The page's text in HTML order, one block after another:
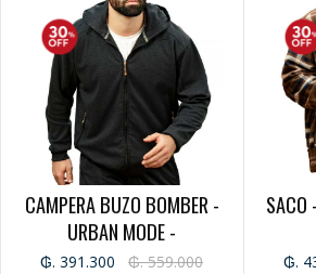
CAMPERA BUZO BOMBER -
URBAN MODE -
CABALLERO
₲. 391.300 ₲. 559.000
SACO
₲.